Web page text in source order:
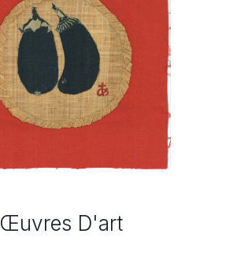
Œuvres D'art